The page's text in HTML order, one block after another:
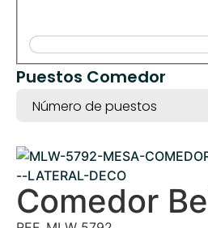
Puestos Comedor
Comedor